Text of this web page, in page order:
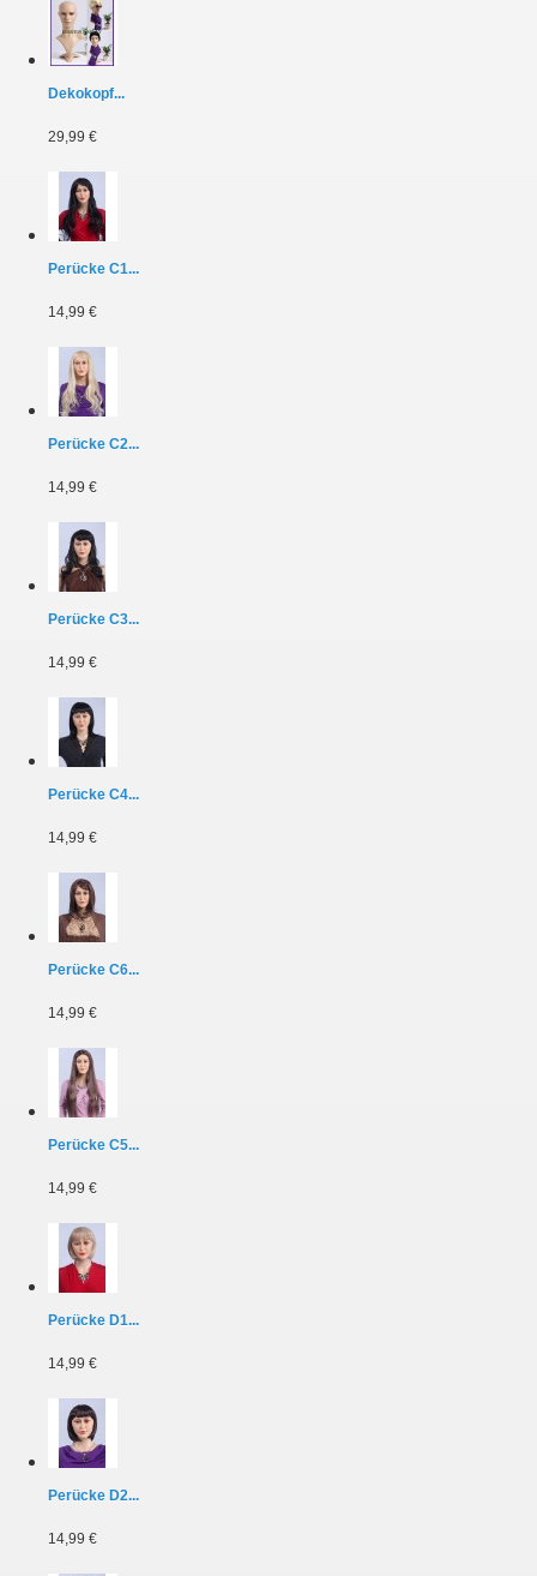
Dekokopf...
29,99 €
Perücke C1...
14,99 €
Perücke C2...
14,99 €
Perücke C3...
14,99 €
Perücke C4...
14,99 €
Perücke C6...
14,99 €
Perücke C5...
14,99 €
Perücke D1...
14,99 €
Perücke D2...
14,99 €